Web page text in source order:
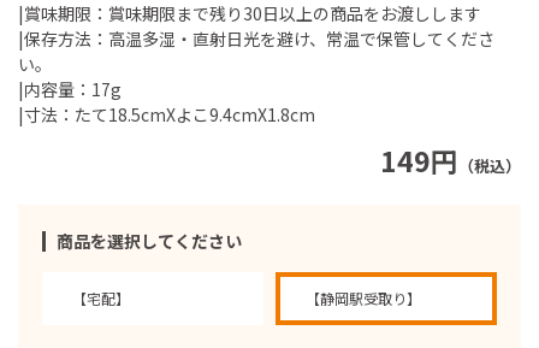
149円 （税込）
商品を選択してください
【宅配】 【静岡駅受取り】
|賞味期限：賞味期限まで残り30日以上の商品をお渡しします
|保存方法：高温多湿・直射日光を避け、常温で保管してくださ
い。
|内容量：17g
|寸法：たて18.5cmXよこ9.4cmX1.8cm